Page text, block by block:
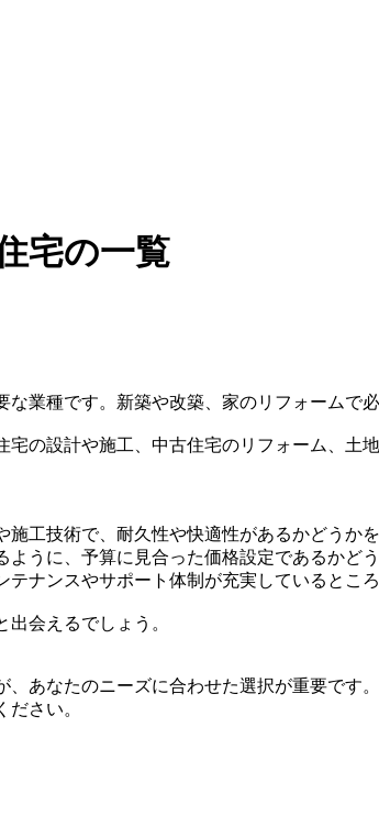
宅の一覧
業種です。新築や改築、家のリフォームで
の設計や施工、中古住宅のリフォーム、
工技術で、耐久性や快適性があるかどうか
うに、予算に見合った価格設定であるかど
ナンスやサポート体制が充実しているとこ
会えるでしょう。
あなたのニーズに合わせた選択が重要です。
さい。